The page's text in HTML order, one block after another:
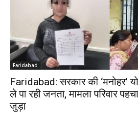
Faridabad
Faridabad: सरकार की ‘मनोहर’
ले पा रही जनता, मामला परिवार
जुड़ा